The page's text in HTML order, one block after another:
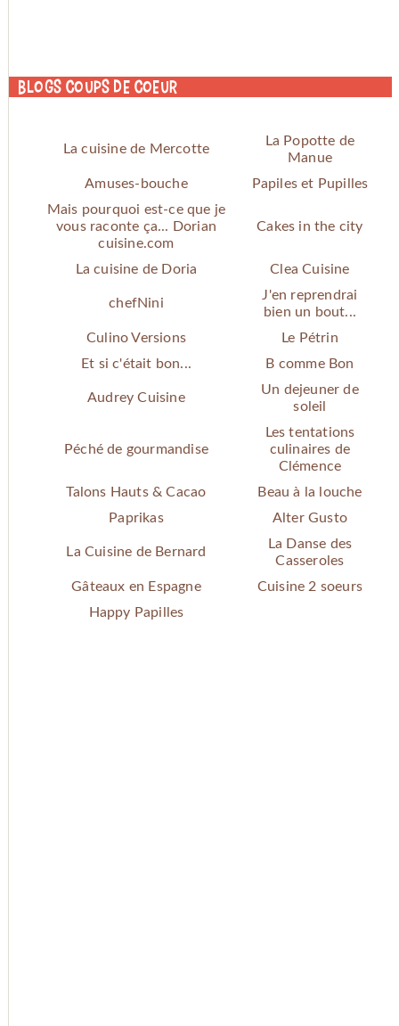
Blogs coups de coeur
La cuisine de Mercotte
La Popotte de
Manue
Amuses-bouche
Papiles et Pupilles
Mais pourquoi est-ce que je
vous raconte ça... Dorian
cuisine.com
Cakes in the city
La cuisine de Doria Clea Cuisine
chefNini
J'en reprendrai
bien un bout...
Culino Versions
Le Pétrin
Et si c'était bon...
B comme Bon
Audrey Cuisine
Un dejeuner de
soleil
Péché de gourmandise
Les tentations
culinaires de
Clémence
Talons Hauts & Cacao
Beau à la louche
Paprikas
Alter Gusto
La Cuisine de Bernard
La Danse des
Casseroles
Gâteaux en Espagne
Cuisine 2 soeurs
Happy Papilles